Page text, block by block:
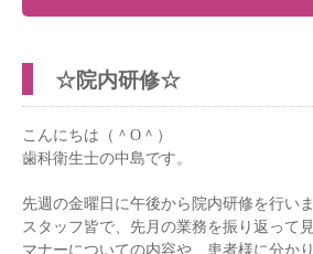
☆院内研修☆
こんにちは（＾O＾）
歯科衛生士の中島です。
先週の金曜日に午後から院内研修を行い
スタッフ皆で、先月の業務を振り返って見
マナーについての内容や、患者様に分か